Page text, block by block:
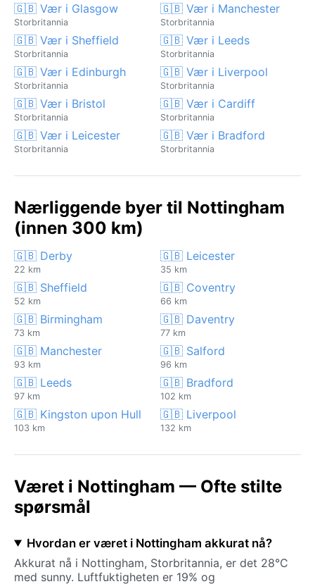
🇬🇧 Vær i Glasgow
Storbritannia
🇬🇧 Vær i Manchester
Storbritannia
🇬🇧 Vær i Sheffield
Storbritannia
🇬🇧 Vær i Leeds
Storbritannia
🇬🇧 Vær i Edinburgh
Storbritannia
🇬🇧 Vær i Liverpool
Storbritannia
🇬🇧 Vær i Bristol
Storbritannia
🇬🇧 Vær i Cardiff
Storbritannia
🇬🇧 Vær i Leicester
Storbritannia
🇬🇧 Vær i Bradford
Storbritannia
Nærliggende byer til Nottingham
(innen 300 km)
🇬🇧 Derby
22 km
🇬🇧 Leicester
35 km
🇬🇧 Sheffield
52 km
🇬🇧 Coventry
66 km
🇬🇧 Birmingham
73 km
🇬🇧 Daventry
77 km
🇬🇧 Manchester
93 km
🇬🇧 Salford
96 km
🇬🇧 Leeds
97 km
🇬🇧 Bradford
102 km
🇬🇧 Kingston upon Hull
103 km
🇬🇧 Liverpool
132 km
Været i Nottingham — Ofte stilte
spørsmål
Hvordan er været i Nottingham akkurat nå?
Akkurat nå i Nottingham, Storbritannia, er det 28°C
med sunny. Luftfuktigheten er 19% og